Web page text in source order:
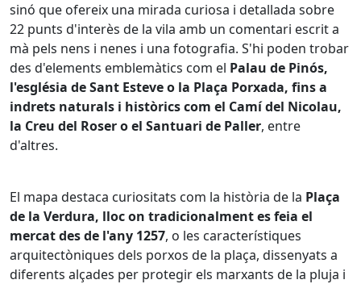
sinó que ofereix una mirada curiosa i detallada sobre
22 punts d'interès de la vila amb un comentari escrit a
mà pels nens i nenes i una fotografia. S'hi poden trobar
des d'elements emblemàtics com el Palau de Pinós,
l'església de Sant Esteve o la Plaça Porxada, fins a
indrets naturals i històrics com el Camí del Nicolau,
la Creu del Roser o el Santuari de Paller, entre
d'altres.
El mapa destaca curiositats com la història de la Plaça
de la Verdura, lloc on tradicionalment es feia el
mercat des de l'any 1257, o les característiques
arquitectòniques dels porxos de la plaça, dissenyats a
diferents alçades per protegir els marxants de la pluja i